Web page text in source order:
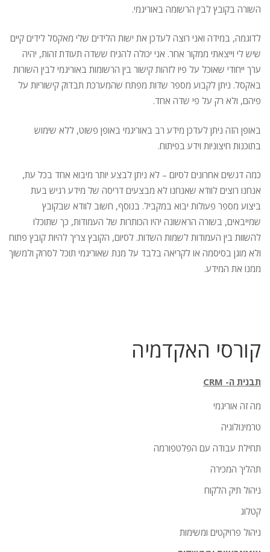
השורה בקובץ לבין הרשומה באוריגמי.
לדוגמה, במידה ואני רוצה לעדכן את ישות הלידים שלי מאקסל לידים קיים
שיש לי וייצאתי ממקור אחר. אני יכולה להניח ששדה תעודת זהות, יהיה
ערך ייחודי שאוכל על פיו לזהות קישור בין הרשומות באוריגמי לבין השורות
באקסל. ניתן לקבוע מספר שדות מפתח שהמערכת תבדוק קישוריות על
פיהם, ולא רק על פי שדה אחד.
באופן הזה ניתן לעדכן מידע רב באוריגמי באופן פשוט, ללא שימוש
בתוכנות חיצוניות וידע בפיתוח.
כמה דגשים אחרונים לסיום – לא ניתן לבצע יותר מיבוא אחד בכל עת,
אנחנו רוצים לוודא שאנחנו לא מבצעים דריסה של מידע רגיש בעת
ביצוע מספר פעולות יבוא במקביל. בנוסף, חשוב לוודא שבקובץ
שמייבאים, בשורה הראשונה יהיו הכותרות של העמודות, כך שתוכלו
להשוות בין העמודות לשמות השדות. לסיום, הקובץ צריך להיות קובץ פתוח
ולא מוגן בסיסמה או לקריאה בלבד על מנת שאוריגמי תוכל לסרוק ולמשוך
ממנו את המידע.
קורסי האקדמיה
תבנית ה- CRM
מה זה אוריגמי
טרמינולוגיה
תחילת עבודה עם הפלטפורמה
תהליך המכירה
ניהול תיק הלקוח
קטלוג
ניהול פרויקטים ומשימות